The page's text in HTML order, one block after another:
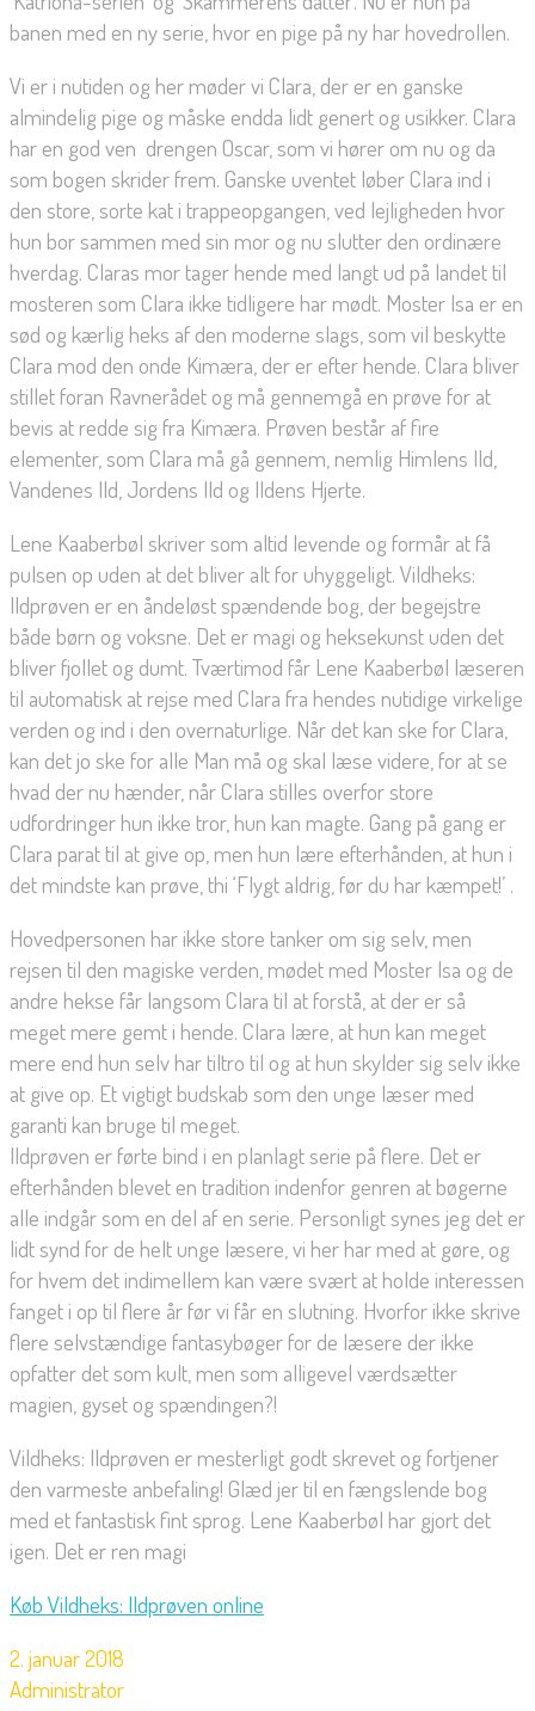
banen med en ny serie, hvor en pige på ny har hovedrollen.
Vi er i nutiden og her møder vi Clara, der er en ganske
almindelig pige og måske endda lidt genert og usikker. Clara
har en god ven  drengen Oscar, som vi hører om nu og da
som bogen skrider frem. Ganske uventet løber Clara ind i
den store, sorte kat i trappeopgangen, ved lejligheden hvor
hun bor sammen med sin mor og nu slutter den ordinære
hverdag. Claras mor tager hende med langt ud på landet til
mosteren som Clara ikke tidligere har mødt. Moster Isa er en
sød og kærlig heks af den moderne slags, som vil beskytte
Clara mod den onde Kimæra, der er efter hende. Clara bliver
stillet foran Ravnerådet og må gennemgå en prøve for at
bevis at redde sig fra Kimæra. Prøven består af fire
elementer, som Clara må gå gennem, nemlig Himlens Ild,
Vandenes Ild, Jordens Ild og Ildens Hjerte.
Lene Kaaberbøl skriver som altid levende og formår at få
pulsen op uden at det bliver alt for uhyggeligt. Vildheks:
Ildprøven er en åndeløst spændende bog, der begejstre
både børn og voksne. Det er magi og heksekunst uden det
bliver fjollet og dumt. Tværtimod får Lene Kaaberbøl læseren
til automatisk at rejse med Clara fra hendes nutidige virkelige
verden og ind i den overnaturlige. Når det kan ske for Clara,
kan det jo ske for alle Man må og skal læse videre, for at se
hvad der nu hænder, når Clara stilles overfor store
udfordringer hun ikke tror, hun kan magte. Gang på gang er
Clara parat til at give op, men hun lære efterhånden, at hun i
det mindste kan prøve, thi ‘Flygt aldrig, før du har kæmpet!’ .
Hovedpersonen har ikke store tanker om sig selv, men
rejsen til den magiske verden, mødet med Moster Isa og de
andre hekse får langsom Clara til at forstå, at der er så
meget mere gemt i hende. Clara lære, at hun kan meget
mere end hun selv har tiltro til og at hun skylder sig selv ikke
at give op. Et vigtigt budskab som den unge læser med
garanti kan bruge til meget.
Ildprøven er førte bind i en planlagt serie på flere. Det er
efterhånden blevet en tradition indenfor genren at bøgerne
alle indgår som en del af en serie. Personligt synes jeg det er
lidt synd for de helt unge læsere, vi her har med at gøre, og
for hvem det indimellem kan være svært at holde interessen
fanget i op til flere år før vi får en slutning. Hvorfor ikke skrive
flere selvstændige fantasybøger for de læsere der ikke
opfatter det som kult, men som alligevel værdsætter
magien, gyset og spændingen?!
Vildheks: Ildprøven er mesterligt godt skrevet og fortjener
den varmeste anbefaling! Glæd jer til en fængslende bog
med et fantastisk fint sprog. Lene Kaaberbøl har gjort det
igen. Det er ren magi
Køb Vildheks: Ildprøven online
2. januar 2018
Administrator